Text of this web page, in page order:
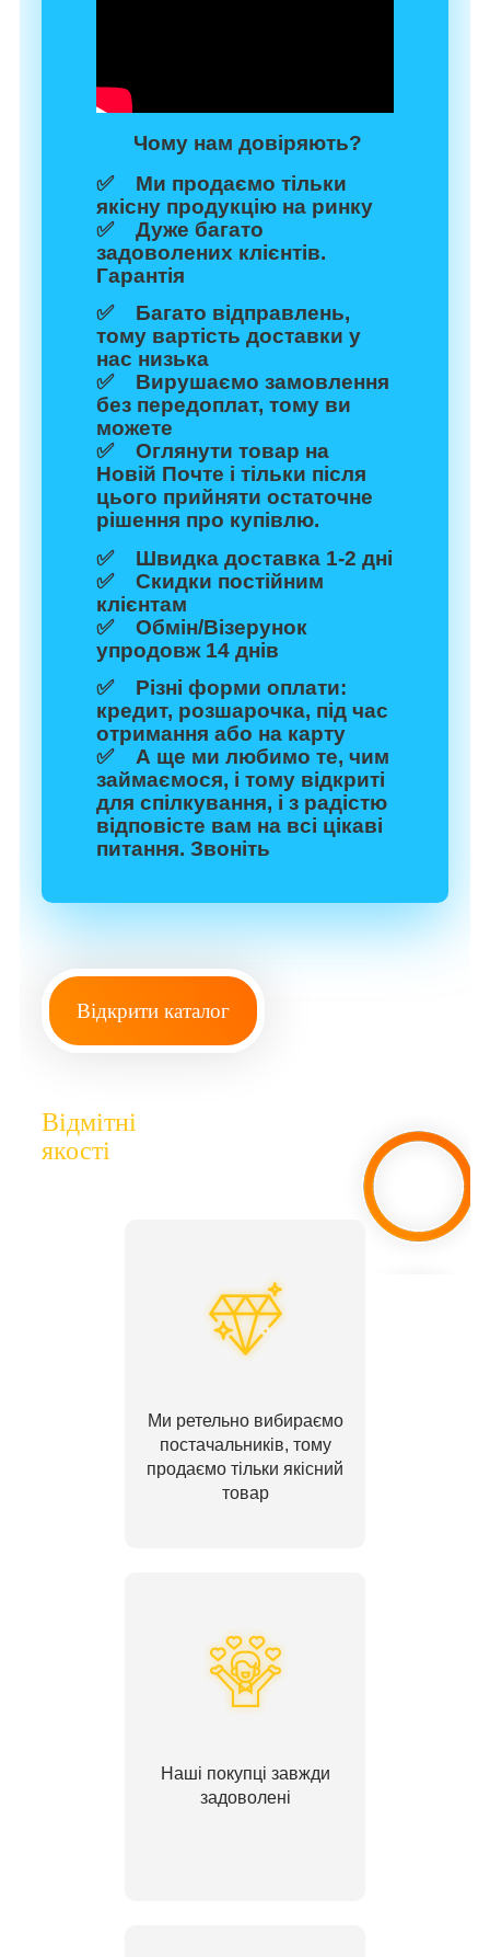
Чому нам довіряють?
✅ Ми продаємо тільки
якісну продукцію на ринку
✅ Дуже багато
задоволених клієнтів.
Гарантія
✅ Багато відправлень,
тому вартість доставки у
нас низька
✅ Вирушаємо замовлення
без передоплат, тому ви
можете
✅ Оглянути товар на
Новій Почте і тільки після
цього прийняти остаточне
рішення про купівлю.
✅ Швидка доставка 1-2 дні
✅ Скидки постійним
клієнтам
✅ Обмін/Візерунок
упродовж 14 днів
✅ Різні форми оплати:
кредит, розшарочка, під час
отримання або на карту
✅ А ще ми любимо те, чим
займаємося, і тому відкриті
для спілкування, і з радістю
відповісте вам на всі цікаві
питання. Звоніть
Відкрити каталог
Відмітні
якості
Ми ретельно вибираємо
постачальників, тому
продаємо тільки якісний
товар
Наші покупці завжди
задоволені